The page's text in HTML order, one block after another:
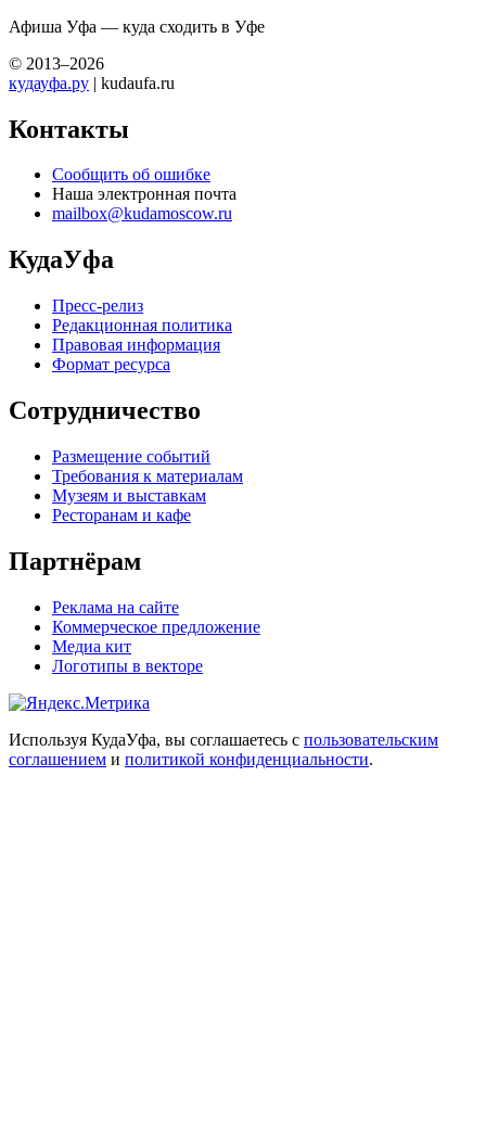
Афиша Уфа — куда сходить в Уфе
© 2013–2026
кудауфа.ру | kudaufa.ru
Контакты
Сообщить об ошибке
Наша электронная почта
mailbox@kudamoscow.ru
КудаУфа
Пресс-релиз
Редакционная политика
Правовая информация
Формат ресурса
Сотрудничество
Размещение событий
Требования к материалам
Музеям и выставкам
Ресторанам и кафе
Партнёрам
Реклама на сайте
Коммерческое предложение
Медиа кит
Логотипы в векторе
Используя КудаУфа, вы соглашаетесь с пользовательским
соглашением и политикой конфиденциальности.